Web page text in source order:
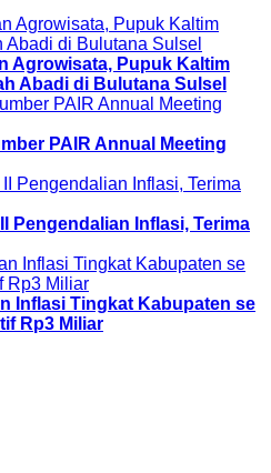
Agrowisata, Pupuk Kaltim
Abadi di Bulutana Sulsel
PAIR Annual Meeting
Pengendalian Inflasi, Terima
Inflasi Tingkat Kabupaten se
Rp3 Miliar